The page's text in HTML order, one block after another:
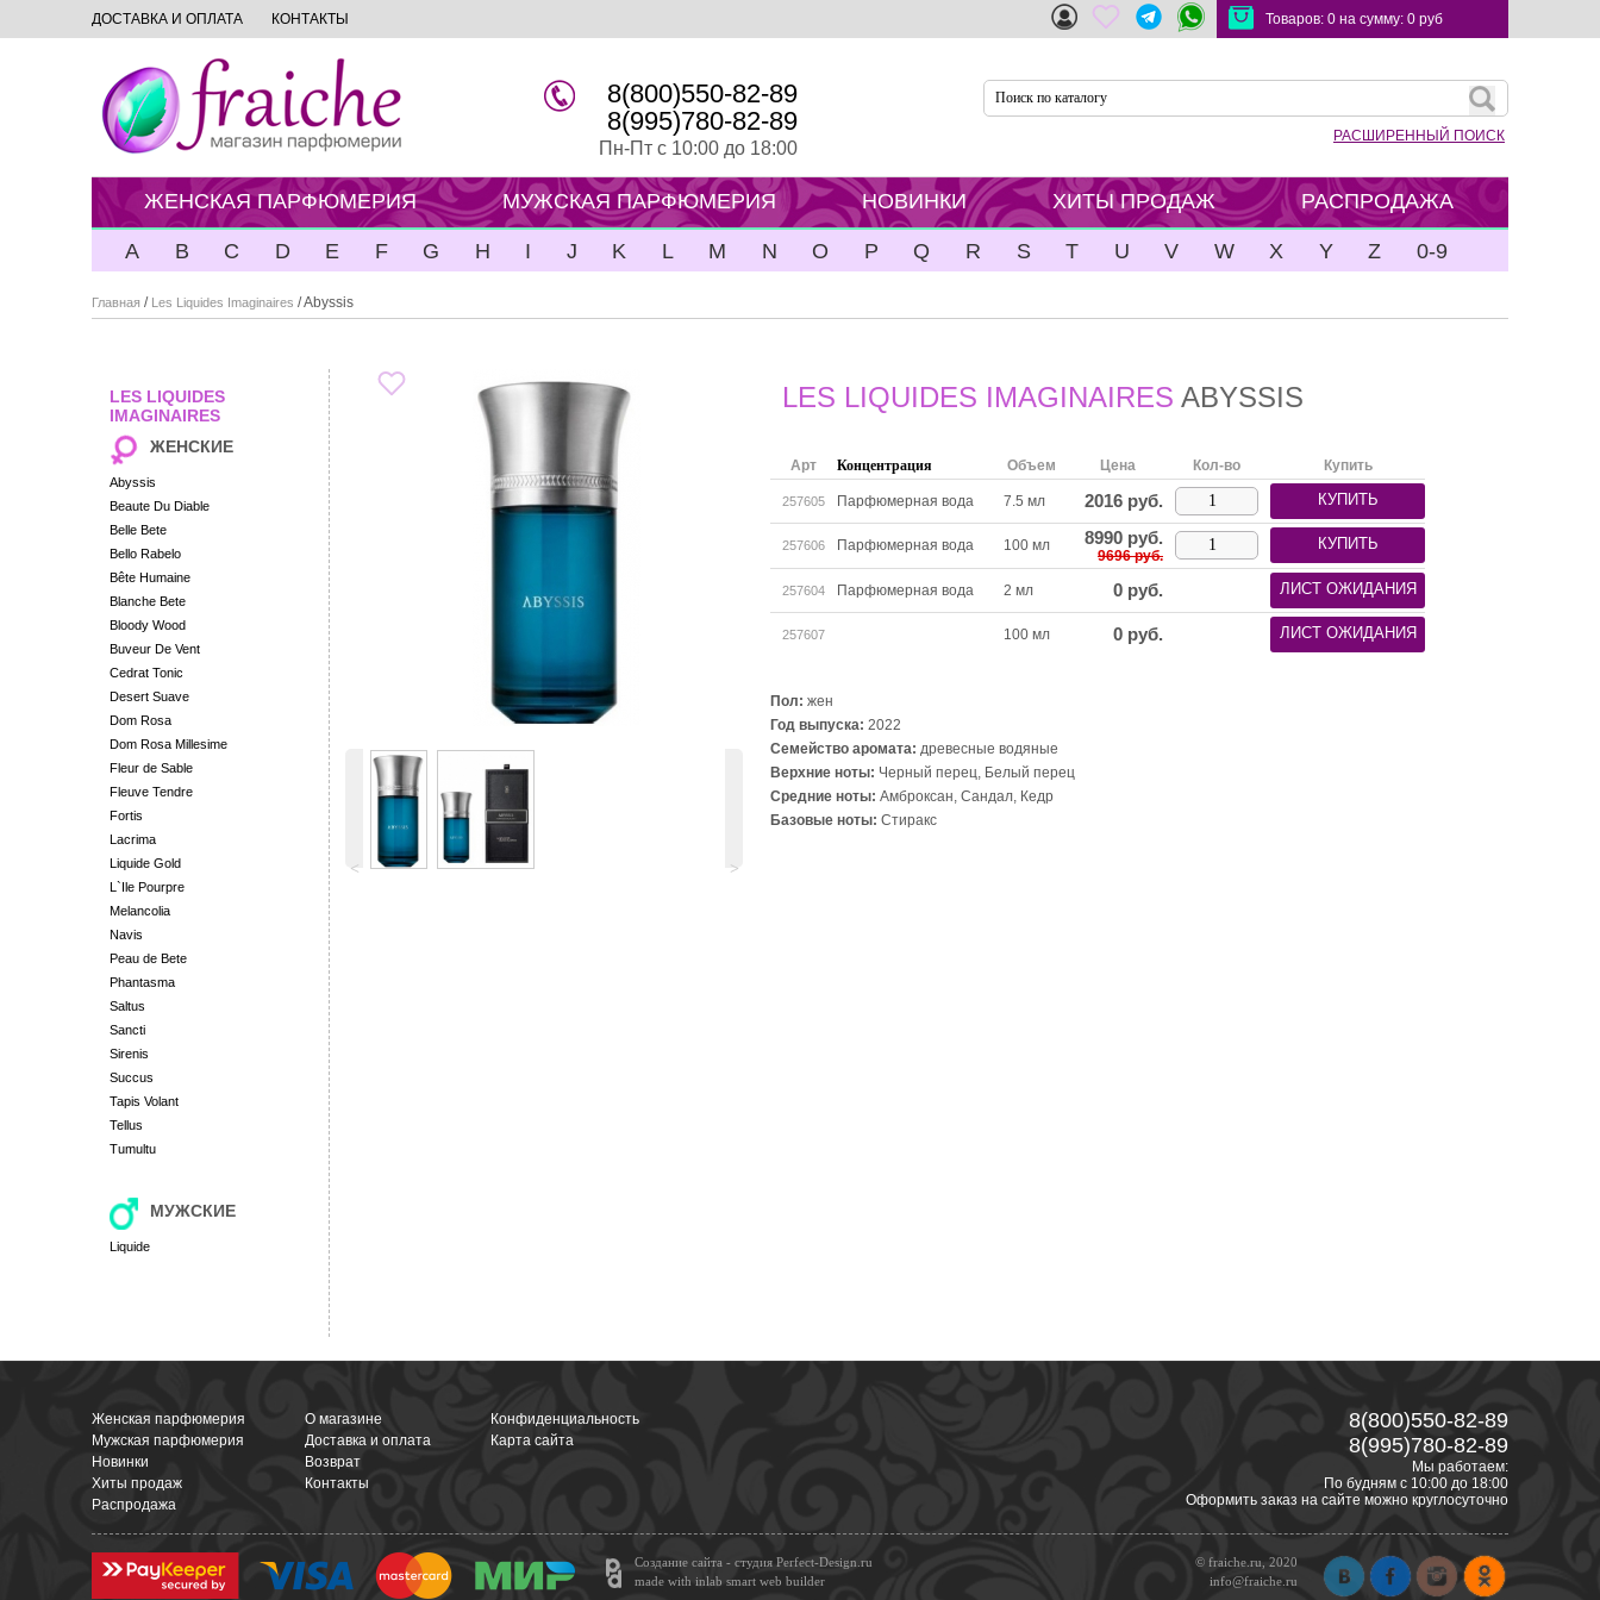
ДОСТАВКА И ОПЛАТА КОНТАКТЫ Товаров: 0 на сумму: 0 руб
8(800)550-82-89
8(995)780-82-89
Пн-Пт с 10:00 до 18:00
РАСШИРЕННЫЙ ПОИСК
ЖЕНСКАЯ ПАРФЮМЕРИЯ МУЖСКАЯ ПАРФЮМЕРИЯ НОВИНКИ ХИТЫ ПРОДАЖ РАСПРОДАЖА
A B C D E F G H I J K L M N O P Q R S T U V W X Y Z 0-9
Главная / Les Liquides Imaginaires / Abyssis
LES LIQUIDES
IMAGINAIRES
ЖЕНСКИЕ
Abyssis
Beaute Du Diable
Belle Bete
Bello Rabelo
Bête Humaine
Blanche Bete
Bloody Wood
Buveur De Vent
Cedrat Tonic
Desert Suave
Dom Rosa
Dom Rosa Millesime
Fleur de Sable
Fleuve Tendre
Fortis
Lacrima
Liquide Gold
L`Ile Pourpre
Melancolia
Navis
Peau de Bete
Phantasma
Saltus
Sancti
Sirenis
Succus
Tapis Volant
Tellus
Tumultu
МУЖСКИЕ
Liquide
˂ ˃
LES LIQUIDES IMAGINAIRES ABYSSIS
Арт Концентрация Объем Цена Кол-во Купить
257605 Парфюмерная вода 7.5 мл 2016 руб. КУПИТЬ
257606 Парфюмерная вода 100 мл 8990 руб.
9696 руб.
КУПИТЬ
257604 Парфюмерная вода 2 мл 0 руб. ЛИСТ ОЖИДАНИЯ
257607 100 мл 0 руб. ЛИСТ ОЖИДАНИЯ
Пол: жен
Год выпуска: 2022
Семейство аромата: древесные водяные
Верхние ноты: Черный перец, Белый перец
Средние ноты: Амброксан, Сандал, Кедр
Базовые ноты: Стиракс
Женская парфюмерия
Мужская парфюмерия
Новинки
Хиты продаж
Распродажа
О магазине
Доставка и оплата
Возврат
Контакты
Конфиденциальность
Карта сайта
8(800)550-82-89
8(995)780-82-89
Мы работаем:
По будням с 10:00 до 18:00
Оформить заказ на сайте можно круглосуточно
Создание сайта - студия Perfect-Design.ru
made with inlab smart web builder
© fraiche.ru, 2020
info@fraiche.ru